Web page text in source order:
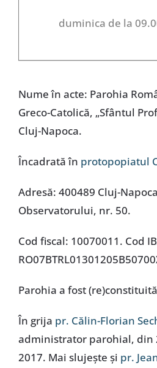
duminica de la
Nume în acte: Parohia
Greco-Catolică, „Sfântul
Cluj-Napoca.
Încadrată în protopopiatul
Adresă: 400489 Cluj-
Observatorului, nr. 50.
Cod fiscal: 10070011. Cod
Parohia a fost
În grija pr. Călin-Florian
administrator parohial, din
2017. Mai slujeşte şi pr.